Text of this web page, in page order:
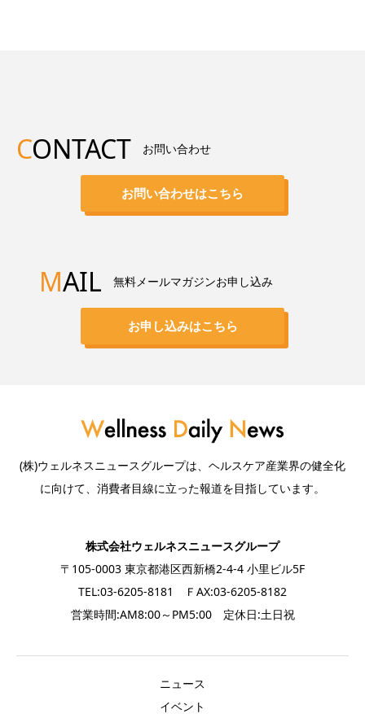
CONTACT お問い合わせ
お問い合わせはこちら
MAIL 無料メールマガジンお申し込み
お申し込みはこちら
(株)ウェルネスニュースグループは、ヘルスケア産業界の健全化
に向けて、消費者目線に立った報道を目指しています。
株式会社ウェルネスニュースグループ
〒105-0003 東京都港区西新橋2-4-4 小里ビル5F
TEL:03-6205-8181 ＦAX:03-6205-8182
営業時間:AM8:00～PM5:00 定休日:土日祝
ニュース
イベント